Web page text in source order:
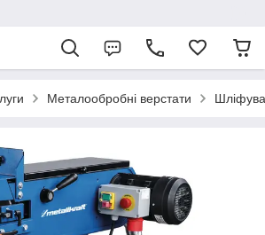
Металообробні верстати